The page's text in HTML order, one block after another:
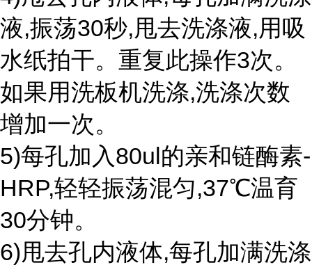
液,振荡30秒,甩去洗涤液,用吸
水纸拍干。重复此操作3次。
如果用洗板机洗涤,洗涤次数
增加一次。
5)每孔加入80ul的亲和链酶素-
HRP,轻轻振荡混匀,37℃温育
30分钟。
6)甩去孔内液体,每孔加满洗涤